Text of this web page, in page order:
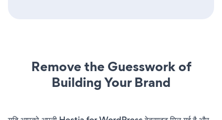
Remove the Guesswork of
Building Your Brand